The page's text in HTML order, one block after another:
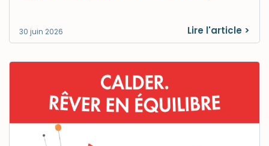
30 juin 2026 Lire l'article >